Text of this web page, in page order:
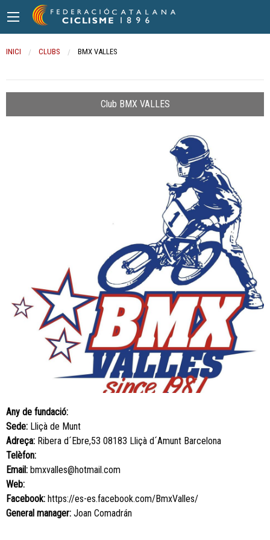
INICI CLUBS CURRENT:
BMX VALLES
Club BMX VALLES
Any de fundació:
Sede: Lliçà de Munt
Adreça: Ribera d´Ebre,53 08183 Lliçà d´Amunt Barcelona
Telèfon:
Email: bmxvalles@hotmail.com
Web:
Facebook: https://es-es.facebook.com/BmxValles/
General manager: Joan Comadrán